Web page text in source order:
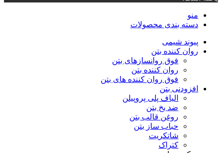
منو
دسته‌ بندی محصولات
پیوند شیمی
روان کننده بتن
فوق روانسازهای بتن
روان کننده بتن
فوق روان کننده های بتن
افزودنی بتن
الیاف پلی پروپیلن
ضد یخ بتن
روغن قالب بتن
حباب ساز بتن
شاتکریت
کتراک